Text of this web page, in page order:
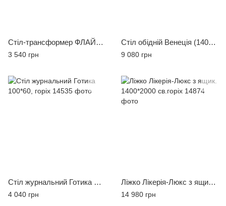
Стіл-трансформер ФЛАЙ, горіх екко
3 540 грн
Стіл обідній Венеція (140+40)/85, горіх
9 080 грн
Стіл журнальний Готика 100*60, горіх
4 040 грн
Ліжко Лікерія-Люкс з ящик. 1400*2000 св.горіх
14 980 грн